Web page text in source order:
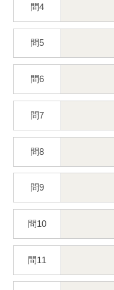
問4
問5
問6
問7
問8
問9
問10
問11